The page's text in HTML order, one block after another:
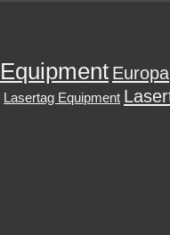
Equipment Europa
Lasertag Equipment